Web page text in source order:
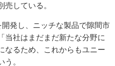
している。
発し、ニッチな製品で隙間市
当社はまだまだ新たな分野に
なるため、これからもユニー
。